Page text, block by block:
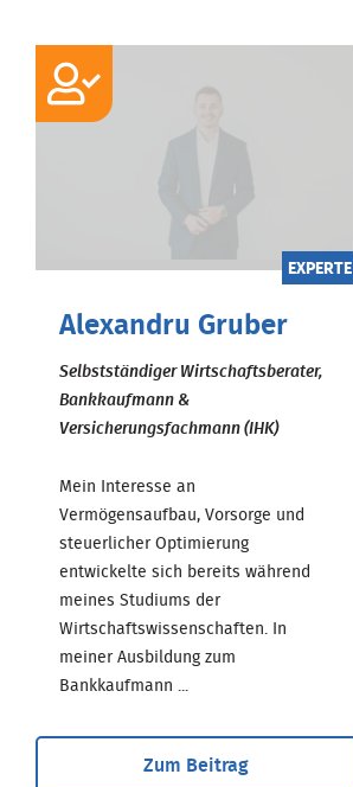
EXPERTE
Alexandru Gruber
Selbstständiger Wirtschaftsberater,
Bankkaufmann &
Versicherungsfachmann (IHK)
Mein Interesse an
Vermögensaufbau, Vorsorge und
steuerlicher Optimierung
entwickelte sich bereits während
meines Studiums der
Wirtschaftswissenschaften. In
meiner Ausbildung zum
Bankkaufmann ...
Zum Beitrag